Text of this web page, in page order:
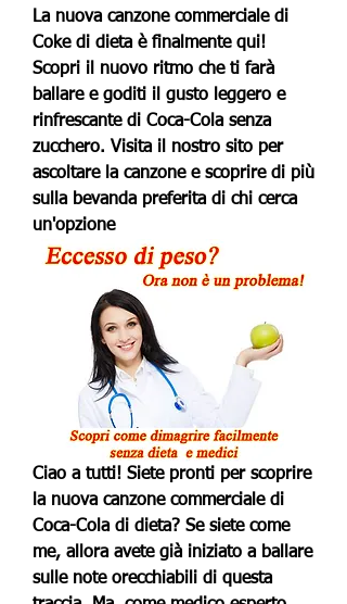
La nuova canzone commerciale di
Coke di dieta è finalmente qui!
Scopri il nuovo ritmo che ti farà
ballare e goditi il gusto leggero e
rinfrescante di Coca-Cola senza
zucchero. Visita il nostro sito per
ascoltare la canzone e scoprire di più
sulla bevanda preferita di chi cerca
un'opzione
Ciao a tutti! Siete pronti per scoprire
la nuova canzone commerciale di
Coca-Cola di dieta? Se siete come
me, allora avete già iniziato a ballare
sulle note orecchiabili di questa